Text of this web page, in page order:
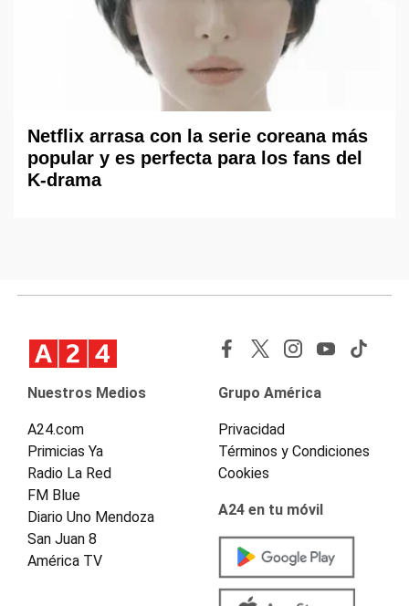
Netflix arrasa con la serie coreana más
popular y es perfecta para los fans del
K-drama
Nuestros Medios
A24.com
Primicias Ya
Radio La Red
FM Blue
Diario Uno Mendoza
San Juan 8
América TV
Grupo América
Privacidad
Términos y Condiciones
Cookies
A24 en tu móvil